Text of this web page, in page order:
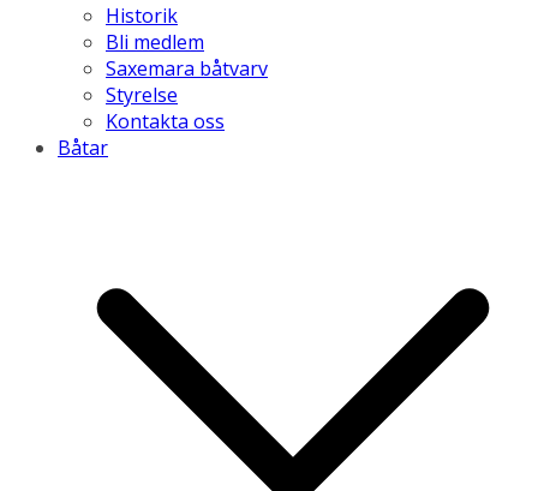
Historik
Bli medlem
Saxemara båtvarv
Styrelse
Kontakta oss
Båtar